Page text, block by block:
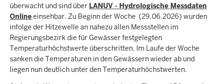
überwacht und sind über LANUV - Hydrologische Messdaten
Onlineeinsehbar. Zu Beginn der Woche (29.06.2026) wurden
infolge der Hitzewelle an nahezu allen Messstellen im
Regierungsbezirk die für Gewässer festgelegten
Temperaturhöchstwerte überschritten. Im Laufe der Woche
sanken die Temperaturen in den Gewässern wieder ab und
liegen nun deutlich unter den Temperaturhöchstwerten.